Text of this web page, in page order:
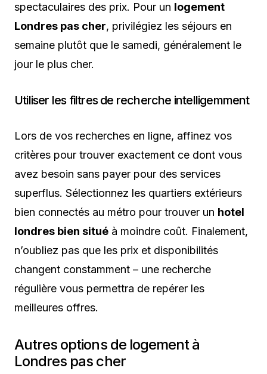
spectaculaires des prix. Pour un logement
Londres pas cher, privilégiez les séjours en
semaine plutôt que le samedi, généralement le
jour le plus cher.
Utiliser les filtres de recherche intelligemment
Lors de vos recherches en ligne, affinez vos
critères pour trouver exactement ce dont vous
avez besoin sans payer pour des services
superflus. Sélectionnez les quartiers extérieurs
bien connectés au métro pour trouver un hotel
londres bien situé à moindre coût. Finalement,
n’oubliez pas que les prix et disponibilités
changent constamment – une recherche
régulière vous permettra de repérer les
meilleures offres.
Autres options de logement à
Londres pas cher